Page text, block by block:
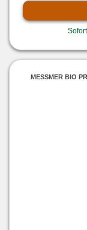
MESSMER BIO